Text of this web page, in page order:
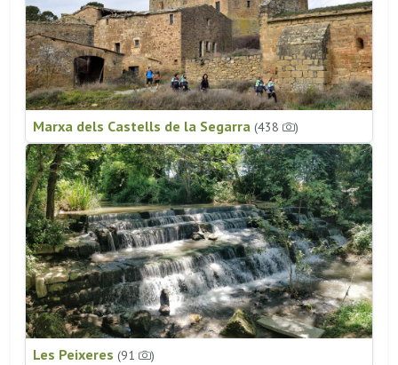
Marxa dels Castells de la Segarra (438 )
Les Peixeres (91 )